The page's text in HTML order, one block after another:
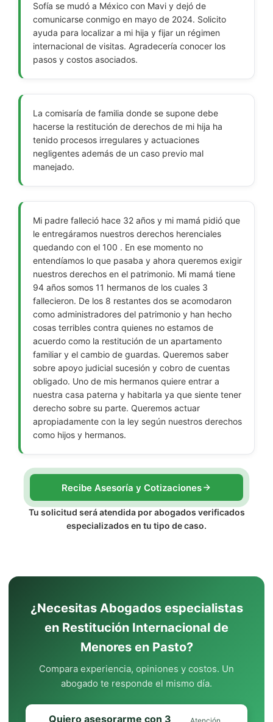
Sofía se mudó a México con Mavi y dejó de
comunicarse conmigo en mayo de 2024. Solicito
ayuda para localizar a mi hija y fijar un régimen
internacional de visitas. Agradecería conocer los
pasos y costos asociados.
La comisaría de familia donde se supone debe
hacerse la restitución de derechos de mi hija ha
tenido procesos irregulares y actuaciones
negligentes además de un caso previo mal
manejado.
Mi padre falleció hace 32 años y mi mamá pidió que
le entregáramos nuestros derechos herenciales
quedando con el 100 . En ese momento no
entendíamos lo que pasaba y ahora queremos exigir
nuestros derechos en el patrimonio. Mi mamá tiene
94 años somos 11 hermanos de los cuales 3
fallecieron. De los 8 restantes dos se acomodaron
como administradores del patrimonio y han hecho
cosas terribles contra quienes no estamos de
acuerdo como la restitución de un apartamento
familiar y el cambio de guardas. Queremos saber
sobre apoyo judicial sucesión y cobro de cuentas
obligado. Uno de mis hermanos quiere entrar a
nuestra casa paterna y habitarla ya que siente tener
derecho sobre su parte. Queremos actuar
apropiadamente con la ley según nuestros derechos
como hijos y hermanos.
Recibe Asesoría y Cotizaciones
Tu solicitud será atendida por abogados verificados
especializados en tu tipo de caso.
¿Necesitas Abogados especialistas
en Restitución Internacional de
Menores en Pasto?
Compara experiencia, opiniones y costos. Un
abogado te responde el mismo día.
Quiero asesorarme con 3